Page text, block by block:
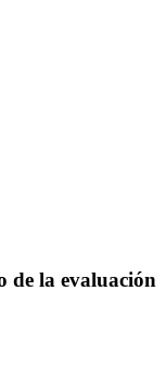
de la evaluación